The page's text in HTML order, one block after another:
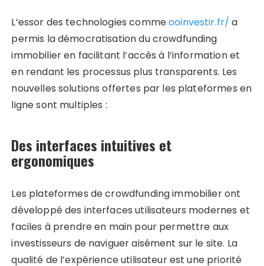
L’essor des technologies commeooinvestir.fr/ a
permis la démocratisation du crowdfunding
immobilier en facilitant l’accès à l’information et
en rendant les processus plus transparents. Les
nouvelles solutions offertes par les plateformes en
ligne sont multiples :
Des interfaces intuitives et
ergonomiques
Les plateformes de crowdfunding immobilier ont
développé des interfaces utilisateurs modernes et
faciles à prendre en main pour permettre aux
investisseurs de naviguer aisément sur le site. La
qualité de l’expérience utilisateur est une priorité